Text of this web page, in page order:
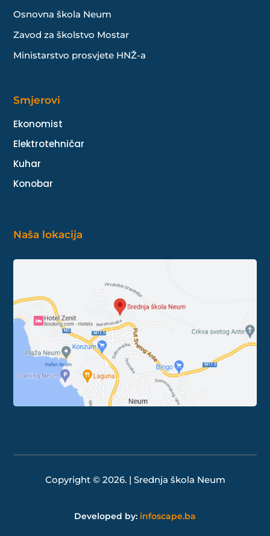
Osnovna škola Neum
Zavod za školstvo Mostar
Ministarstvo prosvjete HNŽ-a
Smjerovi
Ekonomist
Elektrotehničar
Kuhar
Konobar
Naša lokacija
Copyright © 2026. | Srednja škola Neum
Developed by: infoscape.ba